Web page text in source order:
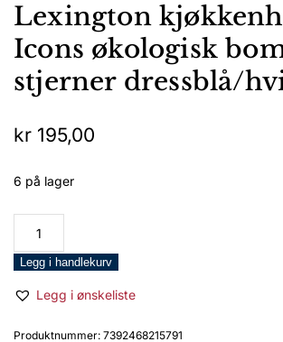
Lexington
Icons økologisk
stjerner dressblå/
kr 195,00
6 på lager
kjøkkenhåndkle
Icons
bomull
Legg i handlekurv
Legg i ønskeliste
Produktnummer: 7392468215791